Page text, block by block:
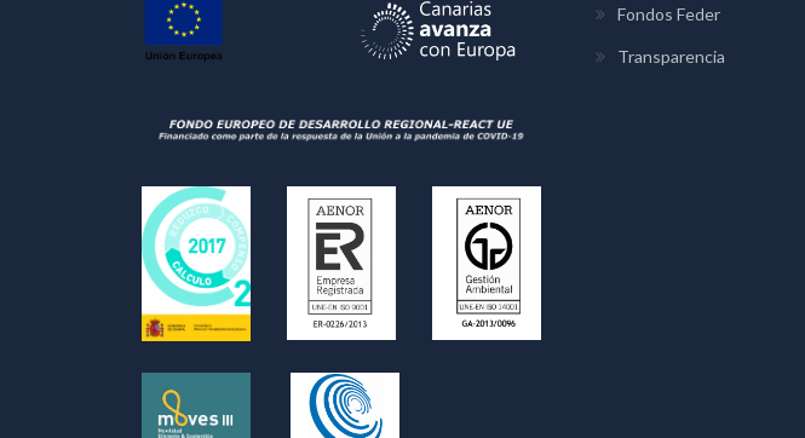
Fondos Feder
Transparencia